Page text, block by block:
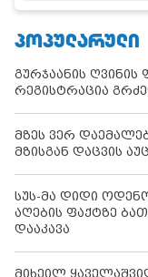
ᲞᲝᲞᲣᲚᲐᲠᲣᲚᲘ
გურჯაანის ღვინის
რეგისტრაცია
მზეს ვერ
მზისგან დაცვის
სუს-მა დიდი
აღების ფაქტზე
დააკავა
მიხეილ